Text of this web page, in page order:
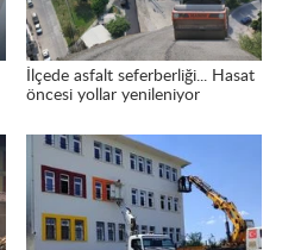
İlçede asfalt seferberliği... Hasat
öncesi yollar yenileniyor